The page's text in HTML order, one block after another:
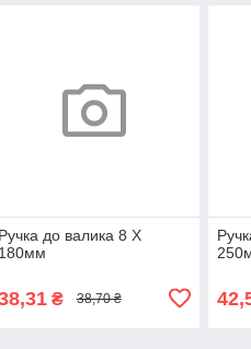
Ручка до валика 8 Х
180мм
₴ 38,70 ₴